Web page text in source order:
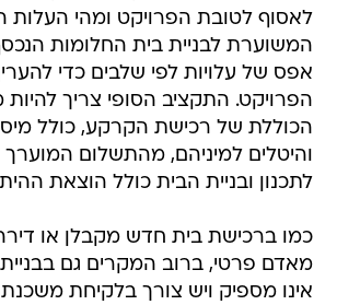
לאסוף לטובת הפרויקט ומהי העלות
המשוערת לבניית בית החלומות
אפס של עלויות לפי שלבים כדי
הפרויקט. התקציב הסופי צריך
הכוללת של רכישת הקרקע, כולל
והיטלים למיניהם, מהתשלום
לתכנון ובניית הבית כולל הוצאת
כמו ברכישת בית חדש מקבלן או
מאדם פרטי, ברוב המקרים גם בבניית
אינו מספיק ויש צורך בלקיחת